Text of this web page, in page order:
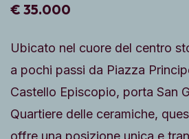
€ 35.000
Ubicato nel cuore del centro
a pochi passi da Piazza
Castello Episcopio, porta San
Quartiere delle ceramiche,